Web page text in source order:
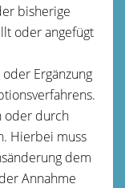
bisherige
oder angefügt
Ergänzung
oder durch
Hierbei muss
dem
Annahme